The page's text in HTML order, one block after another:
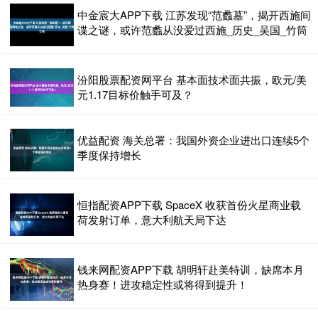
中金宸大APP下载 江苏发现“范蠡墓”，揭开西施间
谍之谜，或许范蠡从没爱过西施_历史_吴国_竹筒
汾阳股票配资网平台 基本面技术面共振，欧元/美
元1.17目标价触手可及？
优益配资 海关总署：我国外资企业进出口连续5个
季度保持增长
恒指配资APP下载 SpaceX 收获首份火星商业载
荷发射订单，意大利航天局下达
钱来网配资APP下载 胡明轩赴美特训，缺席本月
热身赛！进攻稳定性或将得到提升！